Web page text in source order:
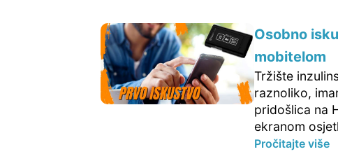
Osobno
mobitelom
Tržište
raznoliko,
pridošlica na
ekranom
Pročitajte više